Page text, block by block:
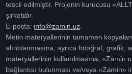
tescil edilmiştir. Projenin kurucusu
şirketidir.
E-posta: info@zamin.uz
Metin materyallerinin tamamen
alıntılanmasına, ayrıca fotoğraf, grafik,
materyallerinin kullanılmasına,
bağlantısı bulunması ve/veya «Zamin»